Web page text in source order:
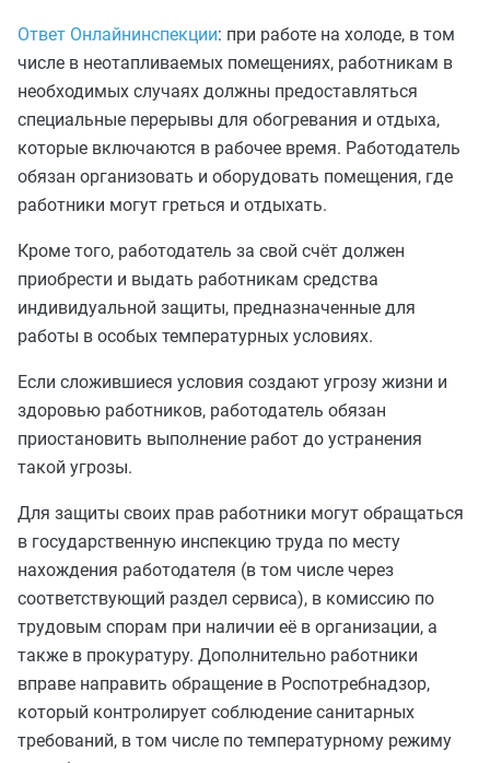
Ответ Онлайнинспекции: при работе на холоде, в том
числе в неотапливаемых помещениях, работникам в
необходимых случаях должны предоставляться
специальные перерывы для обогревания и отдыха,
которые включаются в рабочее время. Работодатель
обязан организовать и оборудовать помещения, где
работники могут греться и отдыхать.
Кроме того, работодатель за свой счёт должен
приобрести и выдать работникам средства
индивидуальной защиты, предназначенные для
работы в особых температурных условиях.
Если сложившиеся условия создают угрозу жизни и
здоровью работников, работодатель обязан
приостановить выполнение работ до устранения
такой угрозы.
Для защиты своих прав работники могут обращаться
в государственную инспекцию труда по месту
нахождения работодателя (в том числе через
соответствующий раздел сервиса), в комиссию по
трудовым спорам при наличии её в организации, а
также в прокуратуру. Дополнительно работники
вправе направить обращение в Роспотребнадзор,
который контролирует соблюдение санитарных
требований, в том числе по температурному режиму